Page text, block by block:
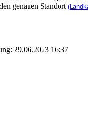
genauen Standort (
29.06.2023 16:37